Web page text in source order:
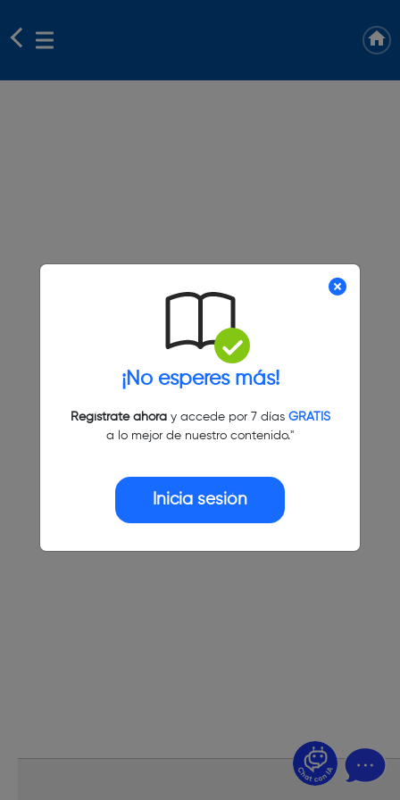
¡No esperes más!
Regístrate ahoray accede por 7 días GRATIS
a lo mejor de nuestro contenido."
Inicia sesión